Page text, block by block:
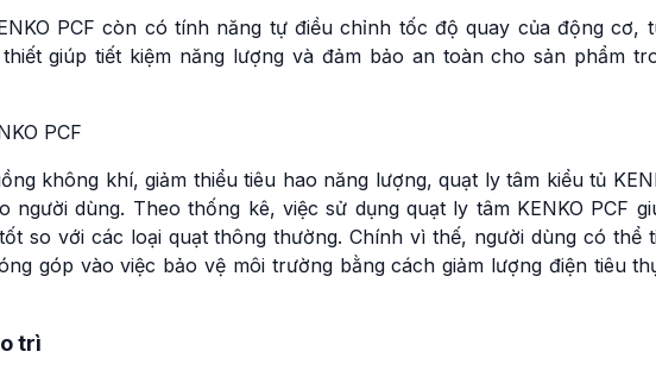
PCF còn có tính năng tự điều chỉnh tốc độ quay của động cơ,
giúp tiết kiệm năng lượng và đảm bảo an toàn cho sản phẩm
không khí, giảm thiểu tiêu hao năng lượng, quạt ly tâm kiểu tủ
người dùng. Theo thống kê, việc sử dụng quạt ly tâm KENKO PCF
so với các loại quạt thông thường. Chính vì thế, người dùng có thể
góp vào việc bảo vệ môi trường bằng cách giảm lượng điện tiêu
trì